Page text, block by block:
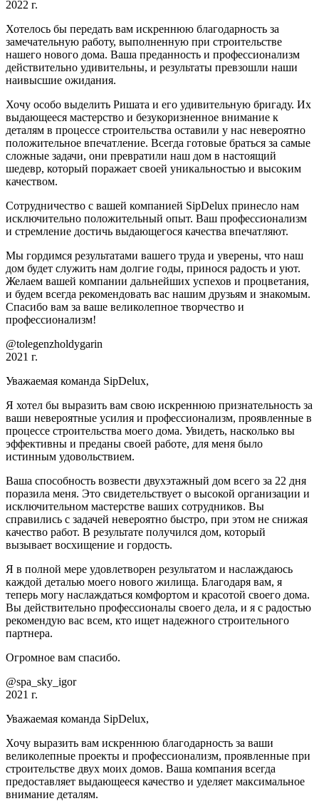
2022 г.
Хотелось бы передать вам искреннюю благодарность за
замечательную работу, выполненную при строительстве
нашего нового дома. Ваша преданность и профессионализм
действительно удивительны, и результаты превзошли наши
наивысшие ожидания.
Хочу особо выделить Ришата и его удивительную бригаду. Их
выдающееся мастерство и безукоризненное внимание к
деталям в процессе строительства оставили у нас невероятно
положительное впечатление. Всегда готовые браться за самые
сложные задачи, они превратили наш дом в настоящий
шедевр, который поражает своей уникальностью и высоким
качеством.
Сотрудничество с вашей компанией SipDelux принесло нам
исключительно положительный опыт. Ваш профессионализм
и стремление достичь выдающегося качества впечатляют.
Мы гордимся результатами вашего труда и уверены, что наш
дом будет служить нам долгие годы, принося радость и уют.
Желаем вашей компании дальнейших успехов и процветания,
и будем всегда рекомендовать вас нашим друзьям и знакомым.
Спасибо вам за ваше великолепное творчество и
профессионализм!
@tolegenzholdygarin
2021 г.
Уважаемая команда SipDelux,
Я хотел бы выразить вам свою искреннюю признательность за
ваши невероятные усилия и профессионализм, проявленные в
процессе строительства моего дома. Увидеть, насколько вы
эффективны и преданы своей работе, для меня было
истинным удовольствием.
Ваша способность возвести двухэтажный дом всего за 22 дня
поразила меня. Это свидетельствует о высокой организации и
исключительном мастерстве ваших сотрудников. Вы
справились с задачей невероятно быстро, при этом не снижая
качество работ. В результате получился дом, который
вызывает восхищение и гордость.
Я в полной мере удовлетворен результатом и наслаждаюсь
каждой деталью моего нового жилища. Благодаря вам, я
теперь могу наслаждаться комфортом и красотой своего дома.
Вы действительно профессионалы своего дела, и я с радостью
рекомендую вас всем, кто ищет надежного строительного
партнера.
Огромное вам спасибо.
@spa_sky_igor
2021 г.
Уважаемая команда SipDelux,
Хочу выразить вам искреннюю благодарность за ваши
великолепные проекты и профессионализм, проявленные при
строительстве двух моих домов. Ваша компания всегда
предоставляет выдающееся качество и уделяет максимальное
внимание деталям.